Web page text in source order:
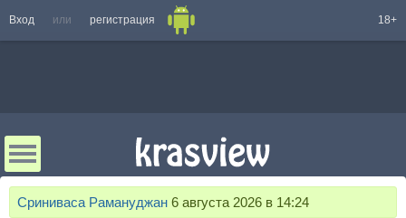
Вход или регистрация 18+
Сриниваса Рамануджан 6 августа 2026 в 14:24